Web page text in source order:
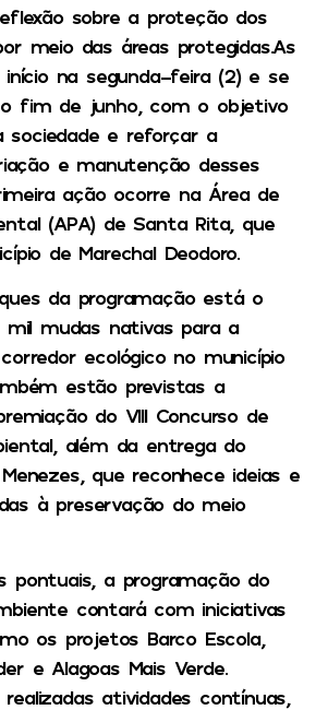
sobre a proteção dos
meio das áreas protegidas.As
na segunda-feira (2) e se
fim de junho, com o objetivo
sociedade e reforçar a
e manutenção desses
ação ocorre na Área de
(APA) de Santa Rita, que
de Marechal Deodoro.
da programação está o
mudas nativas para a
ecológico no município
estão previstas a
do VIII Concurso de
além da entrega do
que reconhece ideias e
à preservação do meio
pontuais, a programação do
contará com iniciativas
os projetos Barco Escola,
e Alagoas Mais Verde.
atividades contínuas,